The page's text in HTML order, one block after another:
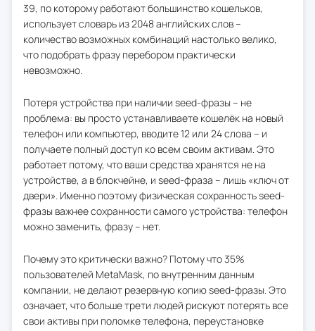
39, по которому работают большинство кошельков,
использует словарь из 2048 английских слов –
количество возможных комбинаций настолько велико,
что подобрать фразу перебором практически
невозможно.
Потеря устройства при наличии seed-фразы – не
проблема: вы просто устанавливаете кошелёк на новый
телефон или компьютер, вводите 12 или 24 слова – и
получаете полный доступ ко всем своим активам. Это
работает потому, что ваши средства хранятся не на
устройстве, а в блокчейне, и seed-фраза – лишь «ключ от
двери». Именно поэтому физическая сохранность seed-
фразы важнее сохранности самого устройства: телефон
можно заменить, фразу – нет.
Почему это критически важно? Потому что 35%
пользователей MetaMask, по внутренним данным
компании, не делают резервную копию seed-фразы. Это
означает, что больше трети людей рискуют потерять все
свои активы при поломке телефона, переустановке